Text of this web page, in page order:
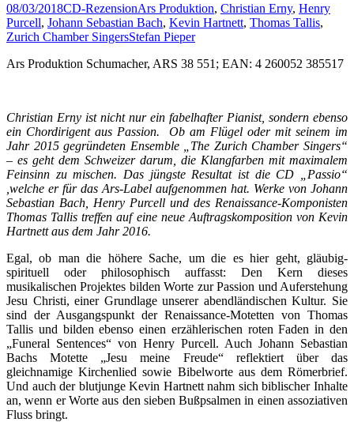
08/03/2018CD-RezensionArs Produktion, Christian Erny, Henry
Purcell, Johann Sebastian Bach, Kevin Hartnett, Thomas Tallis,
Zurich Chamber SingersStefan Pieper
Ars Produktion Schumacher, ARS 38 551; EAN: 4 260052 385517
Christian Erny ist nicht nur ein fabelhafter Pianist, sondern ebenso
ein Chordirigent aus Passion. Ob am Flügel oder mit seinem im
Jahr 2015 gegründeten Ensemble „The Zurich Chamber Singers“
– es geht dem Schweizer darum, die Klangfarben mit maximalem
Feinsinn zu mischen. Das jüngste Resultat ist die CD „Passio“
,welche er für das Ars-Label aufgenommen hat. Werke von Johann
Sebastian Bach, Henry Purcell und des Renaissance-Komponisten
Thomas Tallis treffen auf eine neue Auftragskomposition von Kevin
Hartnett aus dem Jahr 2016.
Egal, ob man die höhere Sache, um die es hier geht, gläubig-
spirituell oder philosophisch auffasst: Den Kern dieses
musikalischen Projektes bilden Worte zur Passion und Auferstehung
Jesu Christi, einer Grundlage unserer abendländischen Kultur. Sie
sind der Ausgangspunkt der Renaissance-Motetten von Thomas
Tallis und bilden ebenso einen erzählerischen roten Faden in den
„Funeral Sentences“ von Henry Purcell. Auch Johann Sebastian
Bachs Motette „Jesu meine Freude“ reflektiert über das
gleichnamige Kirchenlied sowie Bibelworte aus dem Römerbrief.
Und auch der blutjunge Kevin Hartnett nahm sich biblischer Inhalte
an, wenn er Worte aus den sieben Bußpsalmen in einen assoziativen
Fluss bringt.